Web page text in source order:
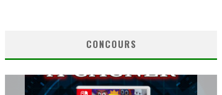
CONCOURS